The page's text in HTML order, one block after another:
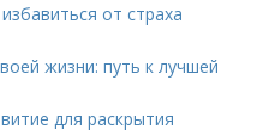
от страха
жизни: путь к лучшей
для раскрытия